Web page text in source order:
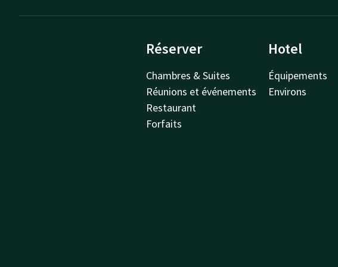
Réserver
Chambres & Suites
Réunions et événements
Restaurant
Forfaits
Hotel
Équipements
Environs